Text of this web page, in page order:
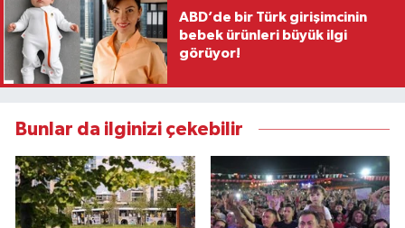
ABD’de bir Türk girişimcinin
bebek ürünleri büyük ilgi
görüyor!
Bunlar da ilginizi çekebilir